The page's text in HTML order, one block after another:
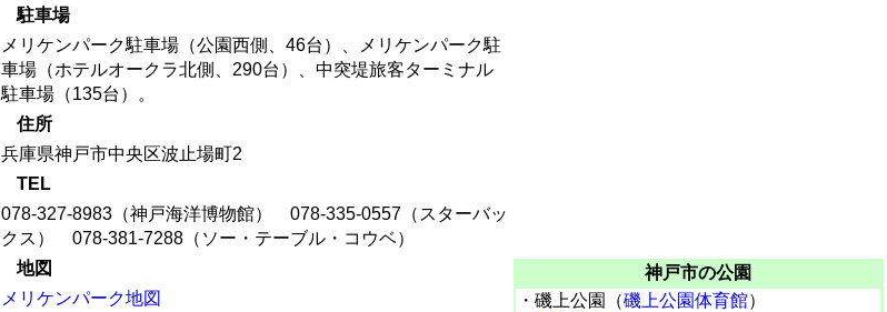
駐車場
メリケンパーク駐車場（公園西側、46台）、メリケンパーク駐
車場（ホテルオークラ北側、290台）、中突堤旅客ターミナル
駐車場（135台）。
住所
兵庫県神戸市中央区波止場町2
TEL
078-327-8983（神戸海洋博物館） 078-335-0557（スターバッ
クス） 078-381-7288（ソー・テーブル・コウベ）
地図
メリケンパーク地図
神戸市の公園
・磯上公園（磯上公園体育館）